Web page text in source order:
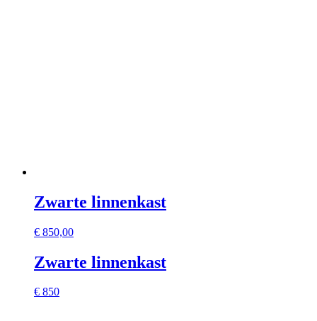
Zwarte linnenkast
€ 850,00
Zwarte linnenkast
€ 850